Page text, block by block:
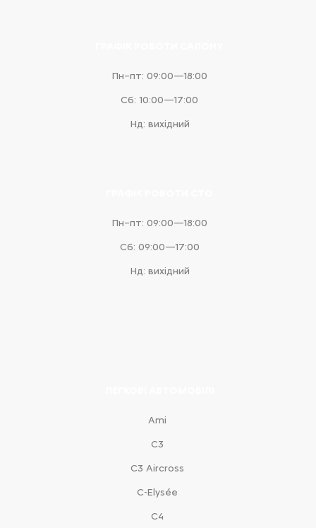
Пн–пт: 09:00—18:00
Сб: 10:00—17:00
Нд: вихідний
Пн–пт: 09:00—18:00
Сб: 09:00—17:00
Нд: вихідний
Ami
С3
С3 Aircross
C-Elysée
С4